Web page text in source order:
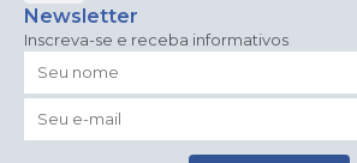
Newsletter
Inscreva-se e receba informativos